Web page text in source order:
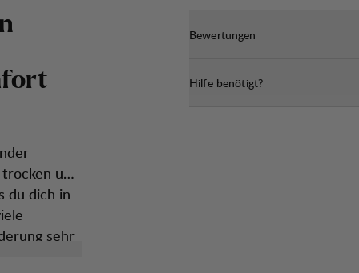
n
fort
und
du dich in
sehr
Bewertungen
Hilfe benötigt?